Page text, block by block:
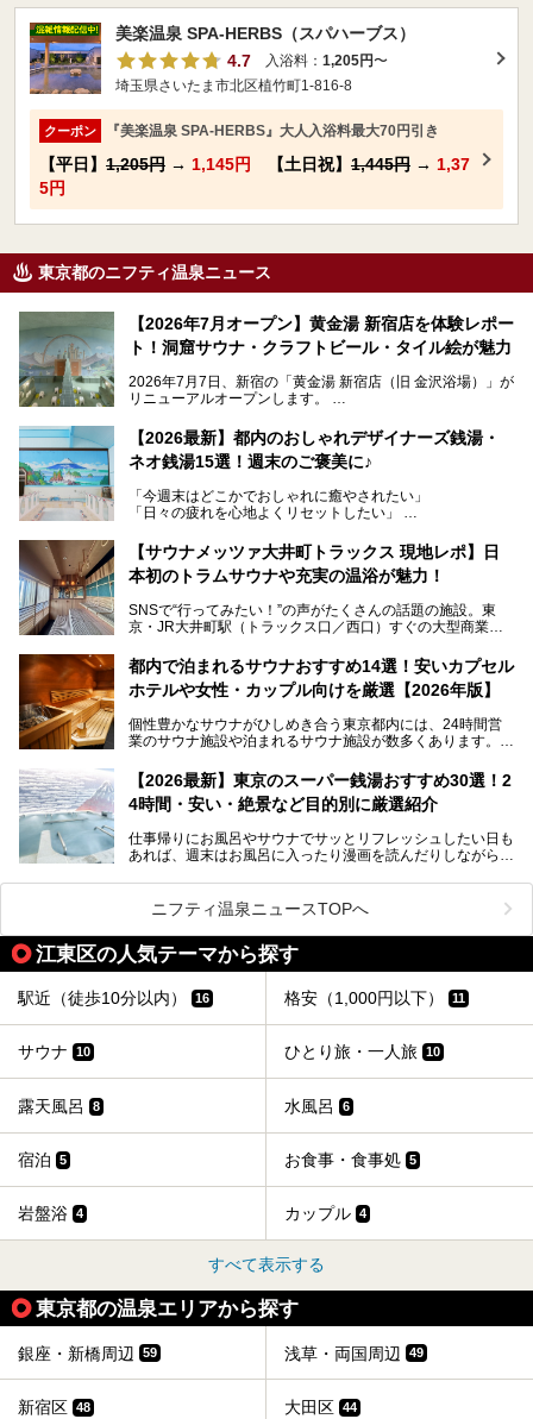
美楽温泉 SPA-HERBS（スパハーブス）
4.7
入浴料： 1,205円〜
埼玉県さいたま市北区植竹町1-816-8
クーポン 『美楽温泉 SPA-HERBS』大人入浴料最大70円引き
【平日】 1,205円 → 1,145円 【土日祝】 1,445円 → 1,37
5円
東京都のニフティ温泉ニュース
【2026年7月オープン】黄金湯 新宿店を体験レポー
ト！洞窟サウナ・クラフトビール・タイル絵が魅力
2026年7月7日、新宿の「黄金湯 新宿店（旧 金沢浴場）」が
リニューアルオープンします。
レトロでノスタルジックなタイル絵はそのまま、昔からここ
を知る地元の人にも、新しく足を運んでくれる人にも愛され
る、今の時代の"銭湯"として生まれ変わりました。洞窟のよ
ビアバーなど、新しく登場したスポットも併せて紹介しま
す。充実した設備があるのに、基本の入浴料が銭湯価格の5
【2026最新】都内のおしゃれデザイナーズ銭湯・
ネオ銭湯15選！週末のご褒美に♪
「今週末はどこかでおしゃれに癒やされたい」
「日々の疲れを心地よくリセットしたい」
となっている新しいスタイルの銭湯です。
最近、SNSやメディアで「デザイナーズ銭湯」や「ネオ銭
本記事では、そもそもこれらがどんな銭湯なのか、その気に
いおしゃれな名店15選を、おすすめの順番で一挙にご紹介
します。
【サウナメッツァ大井町トラックス 現地レポ】日
本初のトラムサウナや充実の温浴が魅力！
SNSで“行ってみたい！”の声がたくさんの話題の施設。東
京・JR大井町駅（トラックス口／西口）すぐの大型商業施
ツァ大井町トラックス」がニューオープン。施設の様子をレ
ポ―トします。
都内で泊まれるサウナおすすめ14選！安いカプセル
ホテルや女性・カップル向けを厳選【2026年版】
個性豊かなサウナがひしめき合う東京都内には、24時間営
業のサウナ施設や泊まれるサウナ施設が数多くあります。
を旅の目的とする「サ旅」や自分へのご褒美のための宿泊な
ど、自分の好きなタイミングで好きなだけサ活ができるのが
魅力です。
最近では、男性専用施設だけでなく、カップルや女性に嬉し
い個室サウナも増えてきました。
ら、特におすすめしたい施設14選をご紹介します。
してみてください。
【2026最新】東京のスーパー銭湯おすすめ30選！2
4時間・安い・絶景など目的別に厳選紹介
仕事帰りにお風呂やサウナでサッとリフレッシュしたい日も
あれば、週末はお風呂に入ったり漫画を読んだりしながら一
また、終電を逃してしまい、「このまま朝までゆっくりでき
る場所があれば」と探した経験がある人も多いのではないで
しょうか。
そこで本記事では、東京でおすすめのスーパー銭湯を、目的
別に厳選した30施設からご紹介します。
24時間営業で宿泊できる施設や、1,000円以下で楽しめる安
い施設、デートや休日レジャーにもぴったりなエンタメ要素
ニフティ温泉ニュースTOPへ
江東区の人気テーマから探す
駅近（徒歩10分以内） 16 格安（1,000円以下） 11
サウナ 10 ひとり旅・一人旅 10
露天風呂 8 水風呂 6
宿泊 5 お食事・食事処 5
岩盤浴 4 カップル 4
すべて表示する
東京都の温泉エリアから探す
銀座・新橋周辺 59 浅草・両国周辺 49
新宿区 48 大田区 44